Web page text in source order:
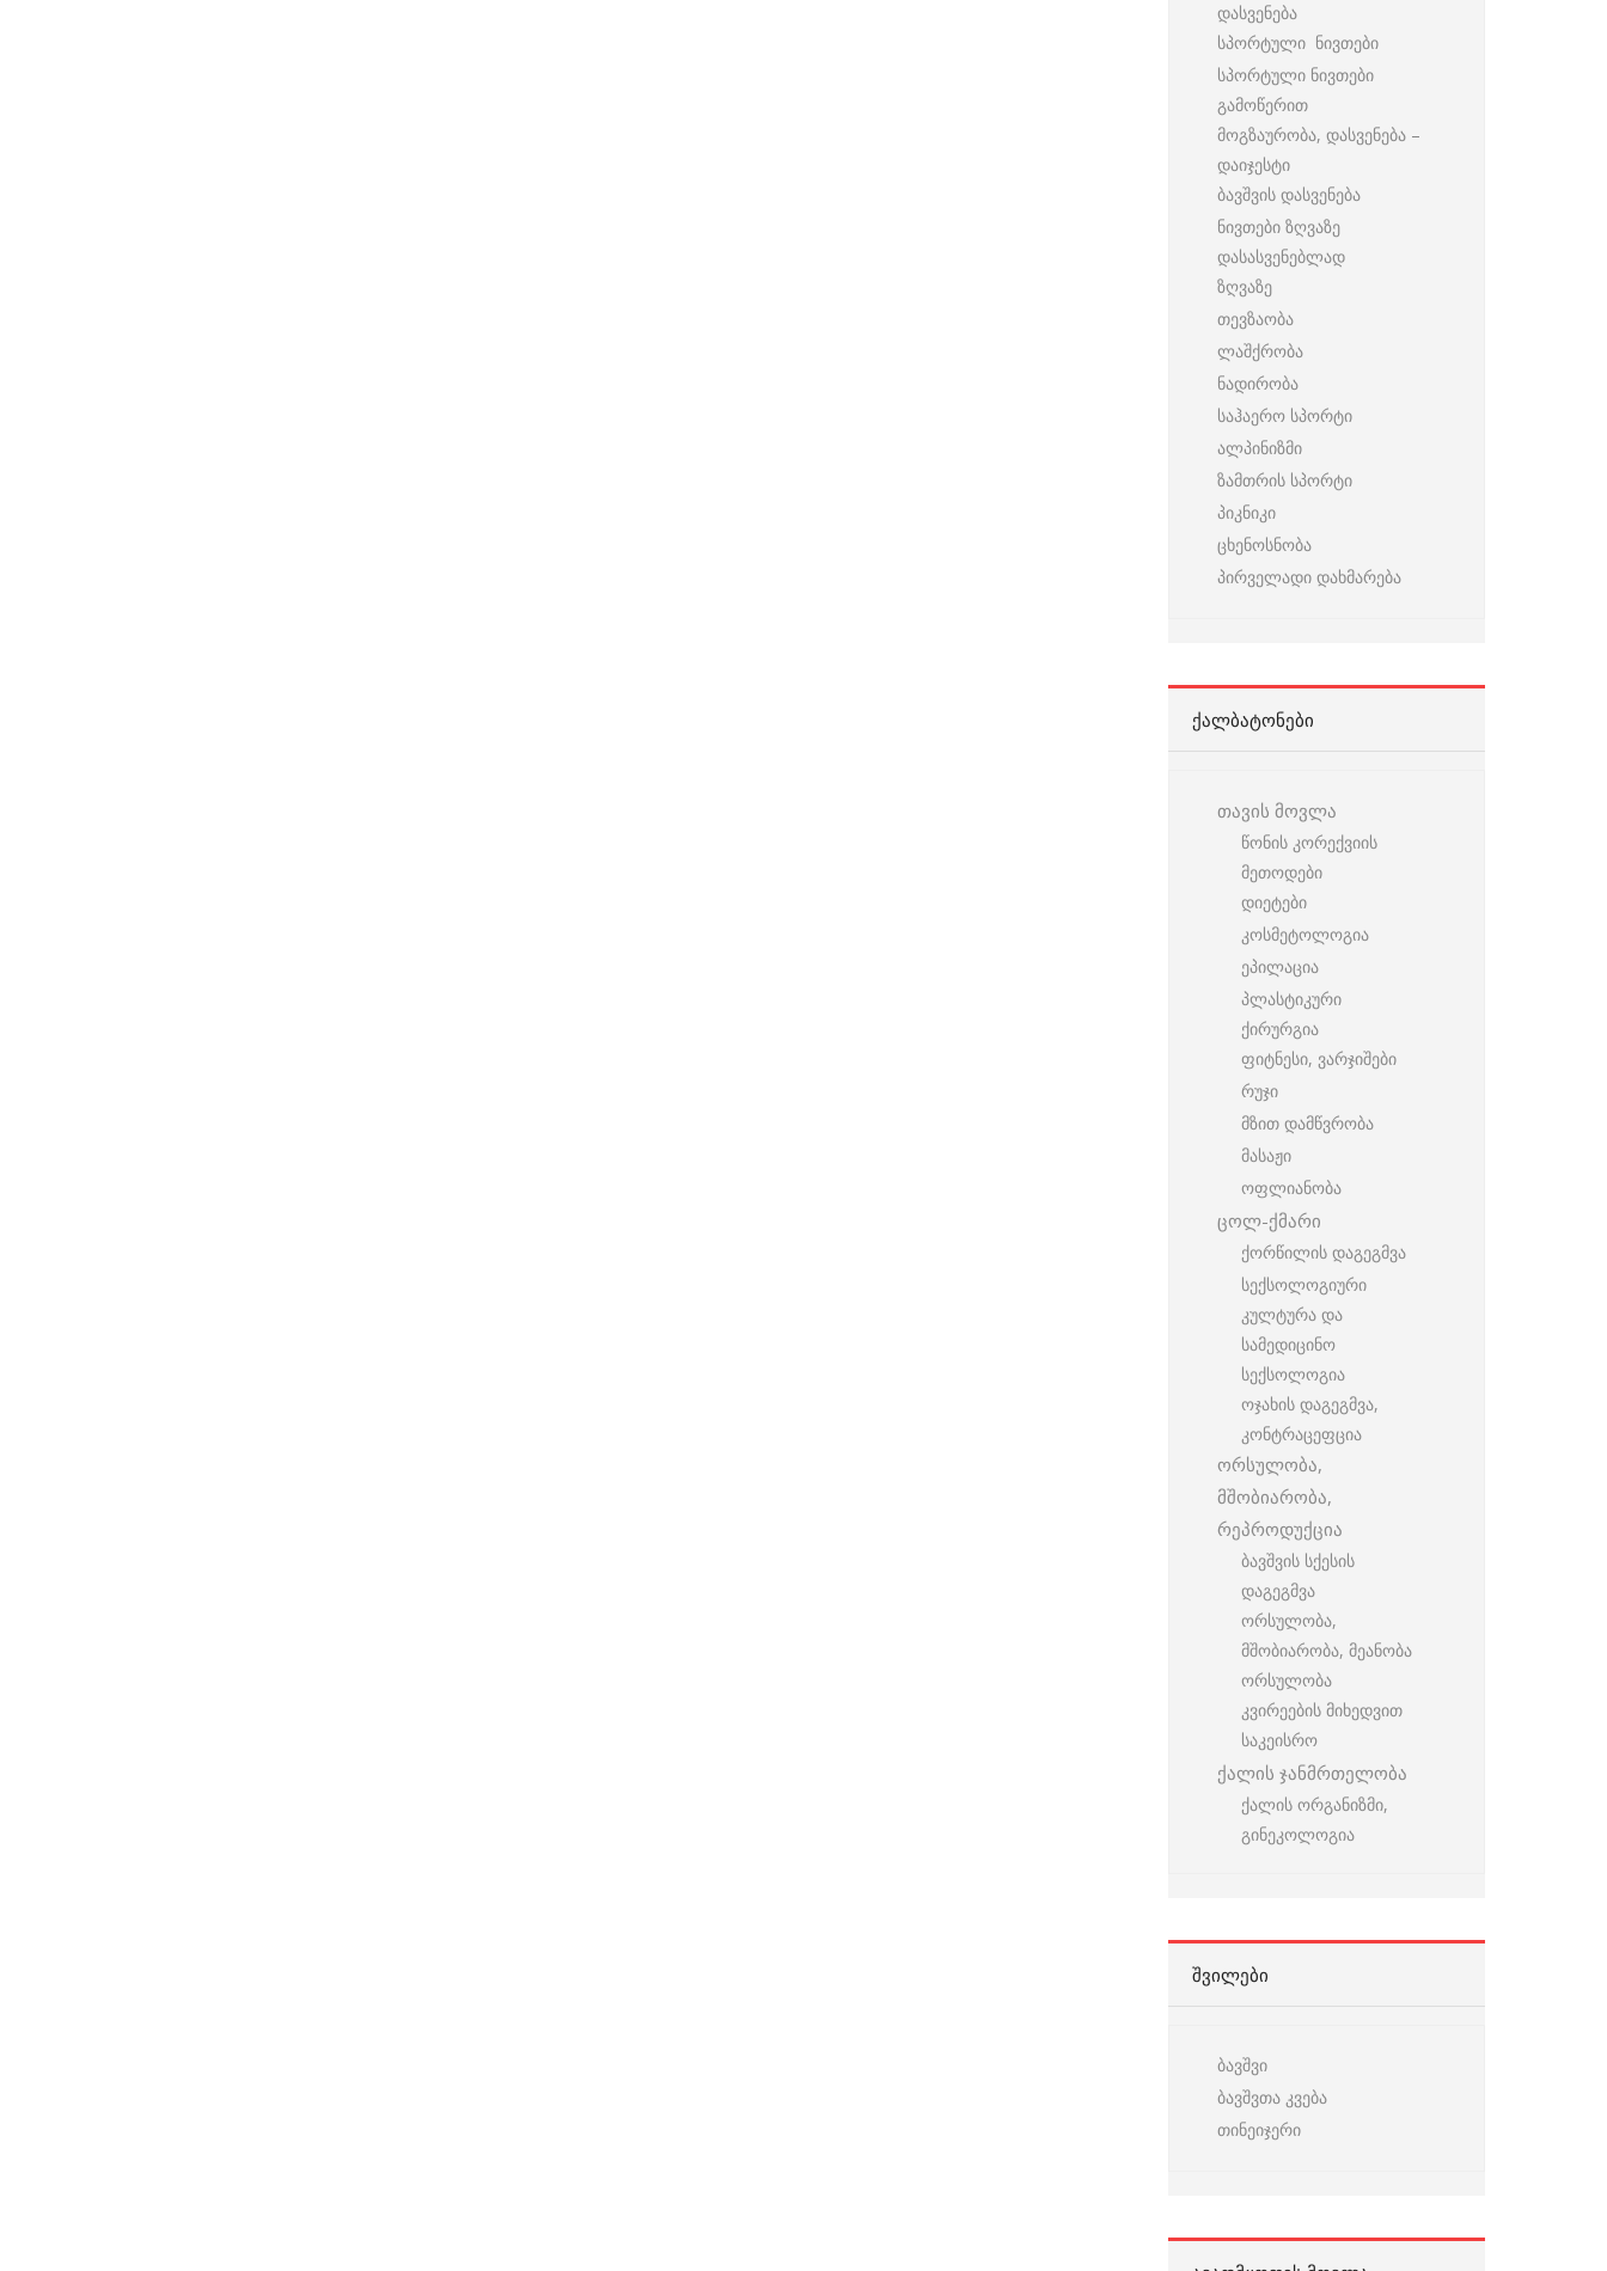
დასვენება
სპორტული ნივთები
სპორტული ნივთები
გამოწერით
მოგზაურობა, დასვენება –
დაიჯესტი
ბავშვის დასვენება
ნივთები ზღვაზე
დასასვენებლად
ზღვაზე
თევზაობა
ლაშქრობა
ნადირობა
საჰაერო სპორტი
ალპინიზმი
ზამთრის სპორტი
პიკნიკი
ცხენოსნობა
პირველადი დახმარება
ᲥᲐᲚᲑᲐᲢᲝᲜᲔᲑᲘ
თავის მოვლა
წონის კორექვიის
მეთოდები
დიეტები
კოსმეტოლოგია
ეპილაცია
პლასტიკური
ქირურგია
ფიტნესი, ვარჯიშები
რუჯი
მზით დამწვრობა
მასაჟი
ოფლიანობა
ცოლ-ქმარი
ქორწილის დაგეგმვა
სექსოლოგიური
კულტურა და
სამედიცინო
სექსოლოგია
ოჯახის დაგეგმვა,
კონტრაცეფცია
ორსულობა,
მშობიარობა,
რეპროდუქცია
ბავშვის სქესის
დაგეგმვა
ორსულობა,
მშობიარობა, მეანობა
ორსულობა
კვირეების მიხედვით
საკეისრო
ქალის ჯანმრთელობა
ქალის ორგანიზმი,
გინეკოლოგია
ᲨᲕᲘᲚᲔᲑᲘ
ბავშვი
ბავშვთა კვება
თინეიჯერი